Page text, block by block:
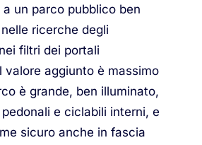
un parco pubblico ben
ricerche degli
filtri dei portali
valore aggiunto è massimo
è grande, ben illuminato,
e ciclabili interni, e
sicuro anche in fascia